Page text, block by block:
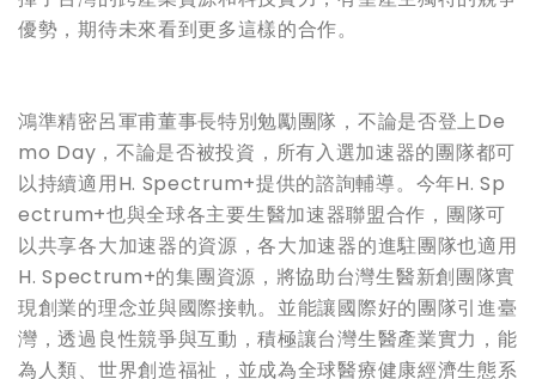
優勢，期待未來看到更多這樣的合作。
鴻準精密呂軍甫董事長特別勉勵團隊，不論是否登上De
mo Day ，不論是否被投資，所有入選加速器的團隊都可
以持續適用H. Spectrum+提供的諮詢輔導。今年H. Sp
ectrum+也與全球各主要生醫加速器聯盟合作，團隊可
以共享各大加速器的資源，各大加速器的進駐團隊也適用
H. Spectrum+的集團資源，將協助台灣生醫新創團隊實
現創業的理念並與國際接軌。並能讓國際好的團隊引進臺
灣，透過良性競爭與互動，積極讓台灣生醫產業實力，能
為人類、世界創造福祉，並成為全球醫療健康經濟生態系